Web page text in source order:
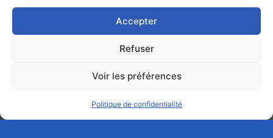
Accepter
Refuser
Voir les préférences
Politique de confidentialité
| Rue des
Politique de confidentialitéMentions légales